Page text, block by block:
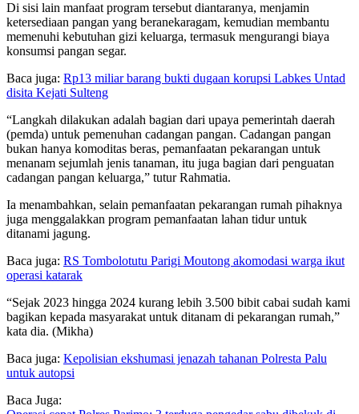
Di sisi lain manfaat program tersebut diantaranya, menjamin
ketersediaan pangan yang beranekaragam, kemudian membantu
memenuhi kebutuhan gizi keluarga, termasuk mengurangi biaya
konsumsi pangan segar.
Baca juga: Rp13 miliar barang bukti dugaan korupsi Labkes Untad
disita Kejati Sulteng
“Langkah dilakukan adalah bagian dari upaya pemerintah daerah
(pemda) untuk pemenuhan cadangan pangan. Cadangan pangan
bukan hanya komoditas beras, pemanfaatan pekarangan untuk
menanam sejumlah jenis tanaman, itu juga bagian dari penguatan
cadangan pangan keluarga,” tutur Rahmatia.
Ia menambahkan, selain pemanfaatan pekarangan rumah pihaknya
juga menggalakkan program pemanfaatan lahan tidur untuk
ditanami jagung.
Baca juga: RS Tombolotutu Parigi Moutong akomodasi warga ikut
operasi katarak
“Sejak 2023 hingga 2024 kurang lebih 3.500 bibit cabai sudah kami
bagikan kepada masyarakat untuk ditanam di pekarangan rumah,”
kata dia. (Mikha)
Baca juga: Kepolisian ekshumasi jenazah tahanan Polresta Palu
untuk autopsi
Baca Juga: